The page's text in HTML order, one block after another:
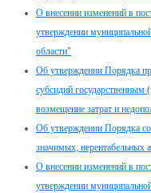
О внесении изменений в
утверждении
области"
Об утверждении Порядка
субсидий
возмещение затрат и
Об утверждении Порядка
значимых, нерентабельных
О внесении изменений в
утверждении